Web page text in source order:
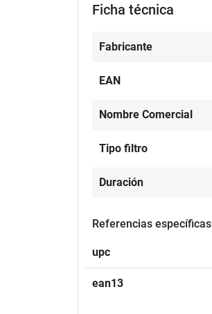
Ficha técnica
Fabricante
EAN
Nombre Comercial
Tipo filtro
Duración
Referencias específicas
upc
ean13